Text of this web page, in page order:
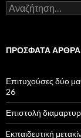
Α
ν
ή
σ
η
γ
ι
α
:
ΠΡΌΣΦΑΤΑ ΆΡΘΡΑ
Επιτυχούσες δύο
26
Επιστολή
Eκπαιδευτική